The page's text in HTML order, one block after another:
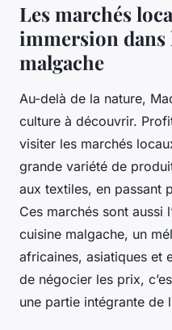
Les marchés
immersion
malgache
Au-delà de la nature,
culture à découvrir.
visiter les marchés
grande variété de
aux textiles, en passant
Ces marchés sont aussi
cuisine malgache, un
africaines, asiatiques et
de négocier les prix,
une partie intégrante de